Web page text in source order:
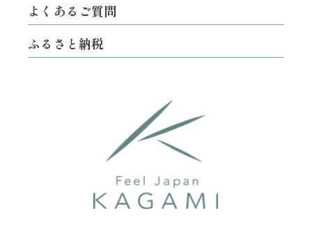
よくあるご質問
ふるさと納税